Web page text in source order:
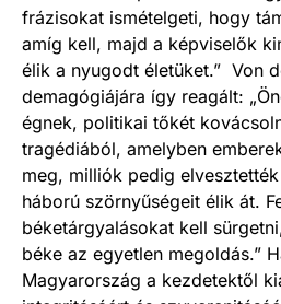
frázisokat ismételgeti, hogy
amíg kell, majd a képviselők
élik a nyugodt életüket.” Von
demagógiájára így reagált:
égnek, politikai tőkét
tragédiából, amelyben
meg, milliók pedig
háború szörnyűségeit élik át.
béketárgyalásokat kell
béke az egyetlen megoldás.”
Magyarország a kezdetektől